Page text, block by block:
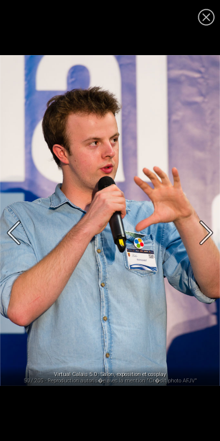
Virtual Calais 5.0 : Salon, exposition et cosplay
50 / 205 - Reproduction autoris�e avec la mention "Cr�dit photo AFJV"